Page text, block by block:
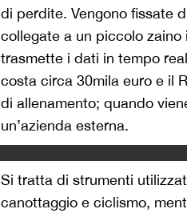
di perdite. Vengono fissate
collegate a un piccolo
trasmette i dati in tempo
costa circa 30mila euro e il
di allenamento; quando
un’azienda esterna.
Si tratta di strumenti
canottaggio e ciclismo,